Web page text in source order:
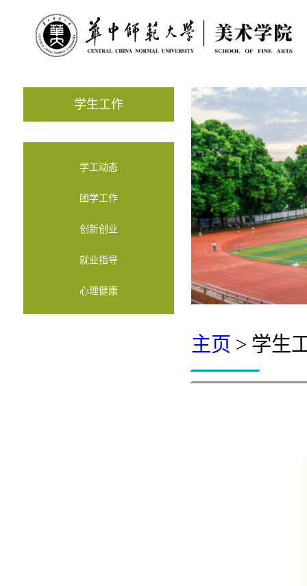
学生工作
学工动态
团学工作
创新创业
就业指导
心理健康
主页 > 学生